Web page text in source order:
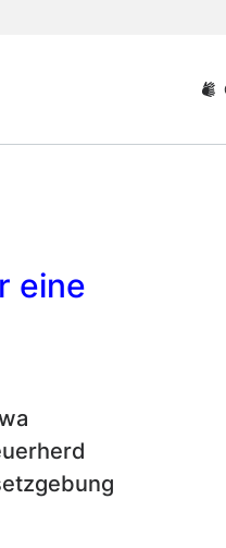
eine